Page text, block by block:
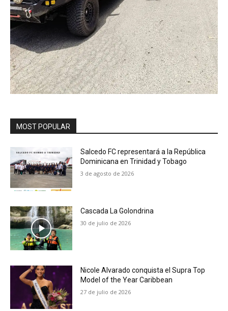
MOST POPULAR
Salcedo FC representará a la República
Dominicana en Trinidad y Tobago
3 de agosto de 2026
Cascada La Golondrina
30 de julio de 2026
Nicole Alvarado conquista el Supra Top
Model of the Year Caribbean
27 de julio de 2026